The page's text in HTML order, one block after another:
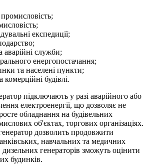
експедиції;
аварійні служби;
енергопостачання;
та населені пункти;
комерційні будівлі.
підключають у разі аварійного або
електроенергії, що дозволяє не
обладнання на будівельних
об'єктах, торгових організаціях.
дозволить продовжити
навчальних та медичних
генераторів зможуть оцінити
будинків.